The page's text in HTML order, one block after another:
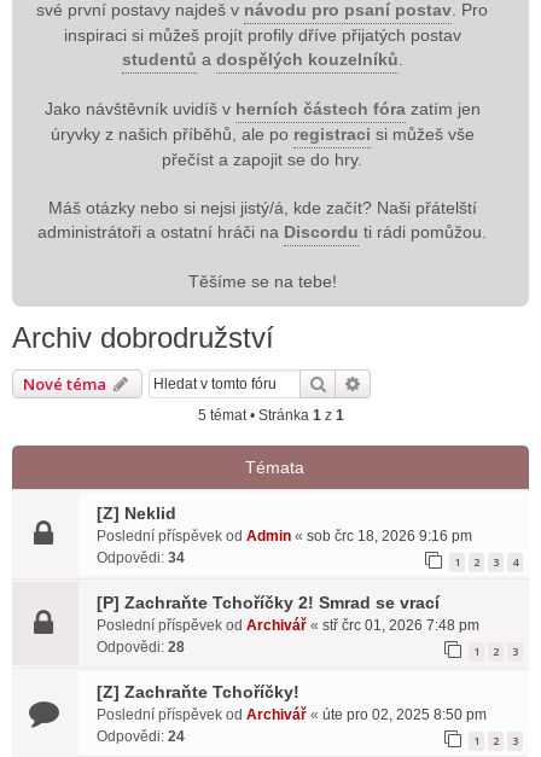
své první postavy najdeš v návodu pro psaní postav. Pro
inspiraci si můžeš projít profily dříve přijatých postav
studentů a dospělých kouzelníků.
Jako návštěvník uvidíš v herních částech fórazatím jen
úryvky z našich příběhů, ale po registraci si můžeš vše
přečíst a zapojit se do hry.
Máš otázky nebo si nejsi jistý/á, kde začít? Naši přátelští
administrátoři a ostatní hráči na Discordu ti rádi pomůžou.
Těšíme se na tebe!
Archiv dobrodružství
Nové téma Hledat
5 témat • Stránka 1z 1
Témata
[Z] Neklid
Poslední příspěvek od Admin « sob črc 18, 2026 9:16 pm
Odpovědi: 34 1 2 3 4
[P] Zachraňte Tchoříčky 2! Smrad se vrací
Poslední příspěvek od Archivář « stř črc 01, 2026 7:48 pm
Odpovědi: 28 1 2 3
[Z] Zachraňte Tchoříčky!
Poslední příspěvek od Archivář « úte pro 02, 2025 8:50 pm
Odpovědi: 24 1 2 3